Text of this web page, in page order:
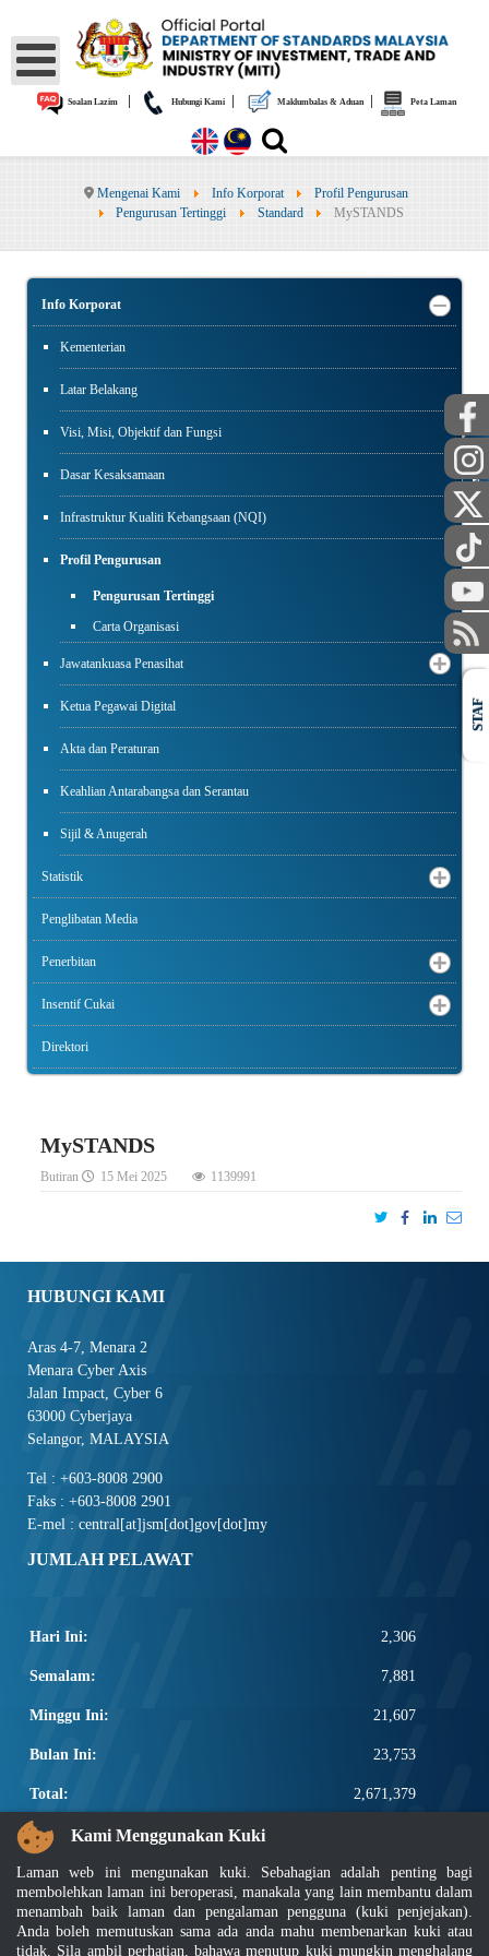
Soalan Lazim| Hubungi Kami| Maklumbalas & Aduan| Peta Laman
Mengenai Kami Info Korporat
Profil Pengurusan
Pengurusan Tertinggi
Standard MySTANDS
Info Korporat
Kementerian
Latar Belakang
Visi, Misi, Objektif dan Fungsi
Dasar Kesaksamaan
Infrastruktur Kualiti Kebangsaan (NQI)
Profil Pengurusan
Pengurusan Tertinggi
Carta Organisasi
Jawatankuasa Penasihat
Ketua Pegawai Digital
Akta dan Peraturan
Keahlian Antarabangsa dan Serantau
Sijil & Anugerah
Statistik
Penglibatan Media
Penerbitan
Insentif Cukai
Direktori
MySTANDS
Butiran 15 Mei 2025 1139991
HUBUNGI KAMI
Aras 4-7, Menara 2
Menara Cyber Axis
Jalan Impact, Cyber 6
63000 Cyberjaya
Selangor, MALAYSIA
Tel : +603-8008 2900
Faks : +603-8008 2901
E-mel : central[at]jsm[dot]gov[dot]my
JUMLAH PELAWAT
Hari Ini: 2,306
Semalam: 7,881
Minggu Ini: 21,607
Bulan Ini: 23,753
Total: 2,671,379
PAUTAN POPULAR
Elektroteknikal, ICT dan Pembinaan
Other Notification Search
Regular Notification Search
Notification Subscription
AWAM
STAF
Kami Menggunakan Kuki
Laman web ini mengunakan kuki. Sebahagian adalah penting bagi
membolehkan laman ini beroperasi, manakala yang lain membantu dalam
menambah baik laman dan pengalaman pengguna (kuki penjejakan).
Anda boleh memutuskan sama ada anda mahu membenarkan kuki atau
tidak. Sila ambil perhatian, bahawa menutup kuki mungkin menghalang